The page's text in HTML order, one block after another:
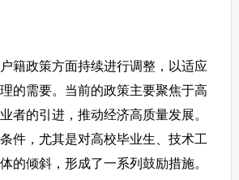
籍政策方面持续进行调整，以适应
的需要。当前的政策主要聚焦于高
者的引进，推动经济高质量发展。
件，尤其是对高校毕业生、技术工
的倾斜，形成了一系列鼓励措施。